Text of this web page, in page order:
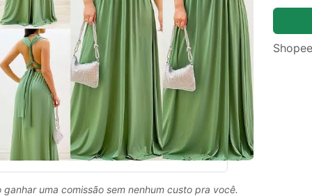
ganhar uma comissão sem nenhum custo pra você.